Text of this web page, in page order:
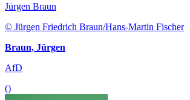
Jürgen Braun
© Jürgen Friedrich Braun/Hans-Martin Fischer
Braun, Jürgen
AfD
()